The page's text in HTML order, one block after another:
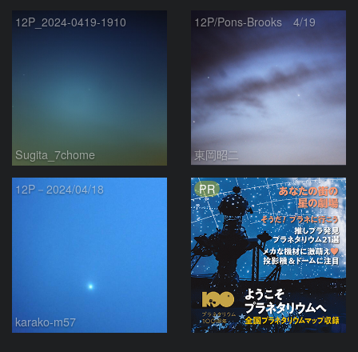
12P_2024-0419-1910
Sugita_7chome
12P/Pons-Brooks 4/19
東岡昭二
12P－2024/04/18
karako-m57
PR